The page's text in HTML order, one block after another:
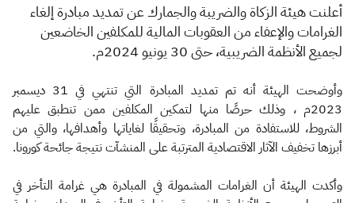
​​​​​​​​​أعلنت هيئة الزكاة والضريبة والجمارك عن تمديد مبادرة إلغاء
الغرامات والإعفاء من العقوبات المالية للمكلفين الخاضعين
لجميع الأنظمةالضريبية، حتى 30 يونيو 2024م.
وأوضحت الهيئة أنه تم تمديد المبادرة التي تنتهي في 31 ديسمبر
2023م ، وذلك حرصًا منها لتمكين المكلفين ممن تنطبق عليهم
الشروط، للاستفادة من المبادرة، وتحقيقًا لغاياتها وأهدافها، والتي من
أبرزها تخفيف الآثار الاقتصادية المترتبة على المنشآت نتيجة جائحة كورونا.
وأكدت الهيئة أن الغرامات المشمولة في المبادرة هي غرامة التأخر في